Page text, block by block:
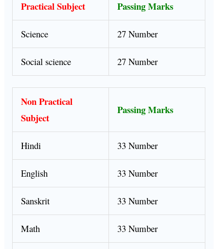
Practical Subject Passing Marks
Science 27 Number
Social science 27 Number
Non Practical
Subject
Passing Marks
Hindi 33 Number
English 33 Number
Sanskrit 33 Number
Math 33 Number